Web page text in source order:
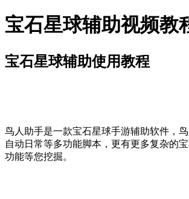
宝石星球辅助视频教
宝石星球辅助使用教程
鸟人助手是一款宝石星球手游辅助软件，
自动日常等多功能脚本，更有更多复杂的
功能等您挖掘。